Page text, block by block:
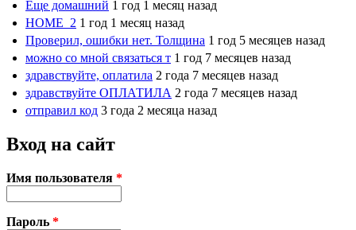
Еще домашний 1 год 1 месяц назад
HOME_2 1 год 1 месяц назад
Проверил, ошибки нет. Толщина 1 год 5 месяцев назад
можно со мной связаться т 1 год 7 месяцев назад
здравствуйте, оплатила 2 года 7 месяцев назад
здравствуйте ОПЛАТИЛА 2 года 7 месяцев назад
отправил код 3 года 2 месяца назад
Вход на сайт
Имя пользователя *
Пароль *